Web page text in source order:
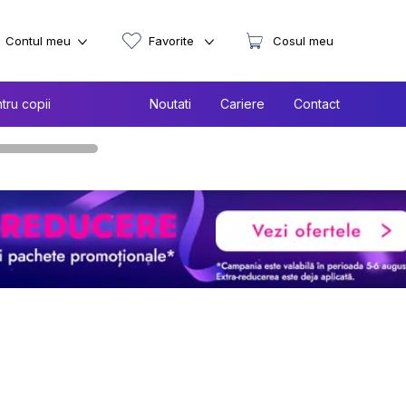
copii Noutati Cariere Contact
Contul meu Favorite Cosul meu